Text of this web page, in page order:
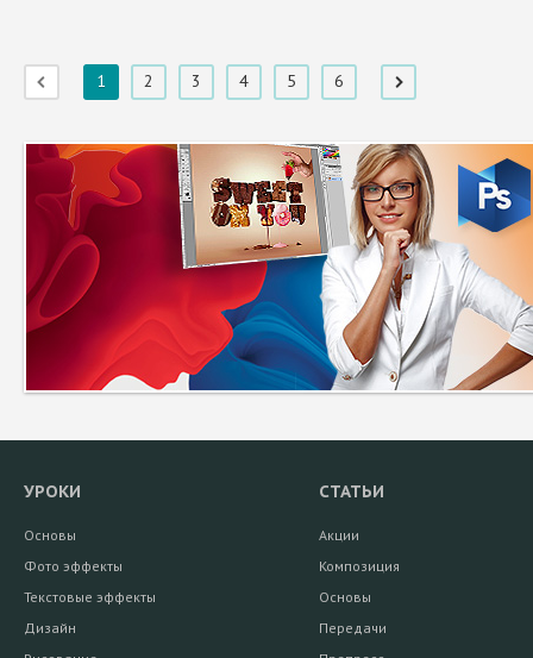
1 2 3 4 5 6
УРОКИ
Основы
Фото эффекты
Текстовые эффекты
Дизайн
СТАТЬИ
Акции
Композиция
Основы
Передачи